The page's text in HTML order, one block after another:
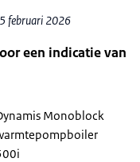
5 februari 2026
een indicatie van
Monoblock